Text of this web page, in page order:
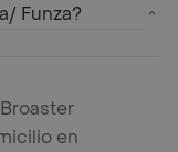
Funza?
en